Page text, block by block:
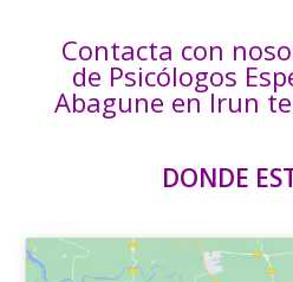
Contacta con
de Psicólogos
Abagune en Irun
DONDE